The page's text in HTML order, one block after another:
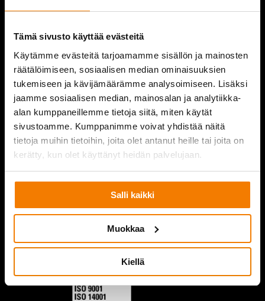
Tämä sivusto käyttää evästeitä
Käytämme evästeitä tarjoamamme sisällön ja mainosten
räätälöimiseen, sosiaalisen median ominaisuuksien
tukemiseen ja kävijämäärämme analysoimiseen. Lisäksi
jaamme sosiaalisen median, mainosalan ja analytiikka-
alan kumppaneillemme tietoja siitä, miten käytät
sivustoamme. Kumppanimme voivat yhdistää näitä
tietoja muihin tietoihin, joita olet antanut heille tai joita on
kerätty, kun olet käyttänyt heidän palvelujaan.
Salli kaikki
Muokkaa
Kiellä
YRITYS
YHTEYSTIEDOT
PURKUPIHA